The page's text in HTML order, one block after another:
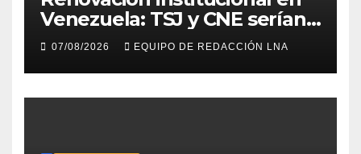
Venezuela: TSJ y CNE serían
designados a finales de 2026
07/08/2026 EQUIPO DE REDACCIÓN LNA